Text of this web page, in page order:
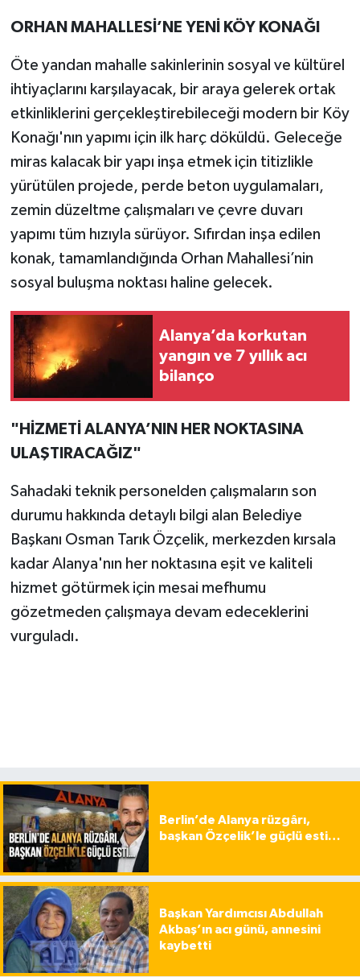
ORHAN MAHALLESİ’NE YENİ KÖY KONAĞI
Öte yandan mahalle sakinlerinin sosyal ve kültürel
ihtiyaçlarını karşılayacak, bir araya gelerek ortak
etkinliklerini gerçekleştirebileceği modern bir Köy
Konağı'nın yapımı için ilk harç döküldü. Geleceğe
miras kalacak bir yapı inşa etmek için titizlikle
yürütülen projede, perde beton uygulamaları,
zemin düzeltme çalışmaları ve çevre duvarı
yapımı tüm hızıyla sürüyor. Sıfırdan inşa edilen
konak, tamamlandığında Orhan Mahallesi’nin
sosyal buluşma noktası haline gelecek.
Alanya’da korkutan
yangın ve 7 yıllık acı
bilanço
"HİZMETİ ALANYA’NIN HER NOKTASINA
ULAŞTIRACAĞIZ"
Sahadaki teknik personelden çalışmaların son
durumu hakkında detaylı bilgi alan Belediye
Başkanı Osman Tarık Özçelik, merkezden kırsala
kadar Alanya'nın her noktasına eşit ve kaliteli
hizmet götürmek için mesai mefhumu
gözetmeden çalışmaya devam edeceklerini
vurguladı.
Berlin’de Alanya rüzgârı,
başkan Özçelik’le güçlü esti…
Başkan Yardımcısı Abdullah
Akbaş’ın acı günü, annesini
kaybetti